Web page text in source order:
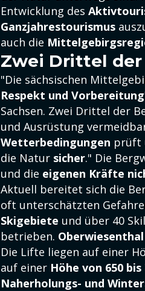
Entwicklung des
Ganzjahrestourismus
auch die
Zwei Drittel
"Die sächsischen
Respekt und Vorbereitung
Sachsen. Zwei Drittel der
und Ausrüstung
Wetterbedingungen prüft
die Natur sicher." Die
und die eigenen Kräfte
Aktuell bereitet sich die
oft unterschätzten
Skigebiete und über 40
betrieben. Oberwiesenthal
Die Lifte liegen auf einer
auf einer Höhe von 650
Naherholungs- und